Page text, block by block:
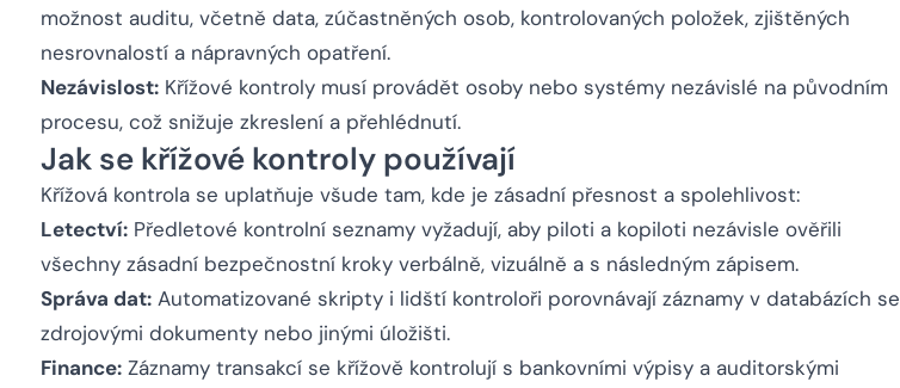
možnost auditu, včetně data, zúčastněných osob, kontrolovaných položek, zjištěných
nesrovnalostí a nápravných opatření.
Nezávislost: Křížové kontroly musí provádět osoby nebo systémy nezávislé na původním
procesu, což snižuje zkreslení a přehlédnutí.
Jak se křížové kontroly používají
Křížová kontrola se uplatňuje všude tam, kde je zásadní přesnost a spolehlivost:
Letectví: Předletové kontrolní seznamy vyžadují, aby piloti a kopiloti nezávisle ověřili
všechny zásadní bezpečnostní kroky verbálně, vizuálně a s následným zápisem.
Správa dat: Automatizované skripty i lidští kontroloři porovnávají záznamy v databázích se
zdrojovými dokumenty nebo jinými úložišti.
Finance: Záznamy transakcí se křížově kontrolují s bankovními výpisy a auditorskými